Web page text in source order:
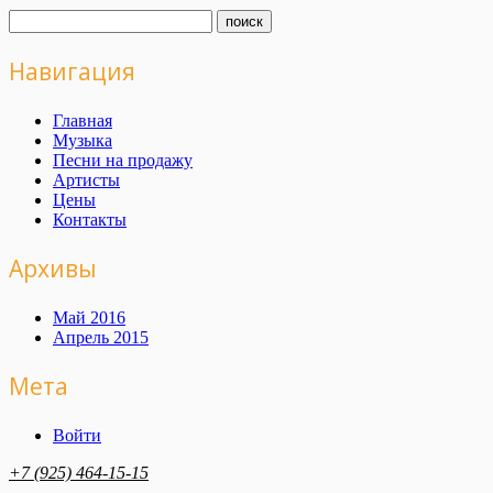
Навигация
Главная
Музыка
Песни на продажу
Артисты
Цены
Контакты
Архивы
Май 2016
Апрель 2015
Мета
Войти
+7 (925) 464-15-15